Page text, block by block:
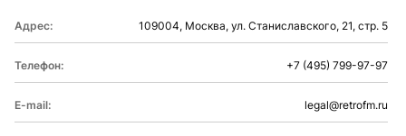
Адрес: 109004, Москва, ул. Станиславского, 21, стр. 5
Телефон: +7 (495) 799-97-97
E-mail: legal@retrofm.ru